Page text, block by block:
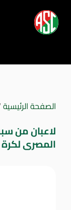
الصفحة الرئيسية
لاعبان من
المصرى